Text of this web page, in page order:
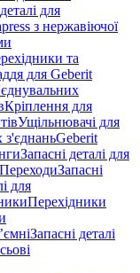
для
з нержавіючої
та
для Geberit
Кріплення для
Ущільнювачі для
з'єднаньGeberit
Запасні деталі для
ПереходиЗапасні
для
Перехідники
Запасні деталі